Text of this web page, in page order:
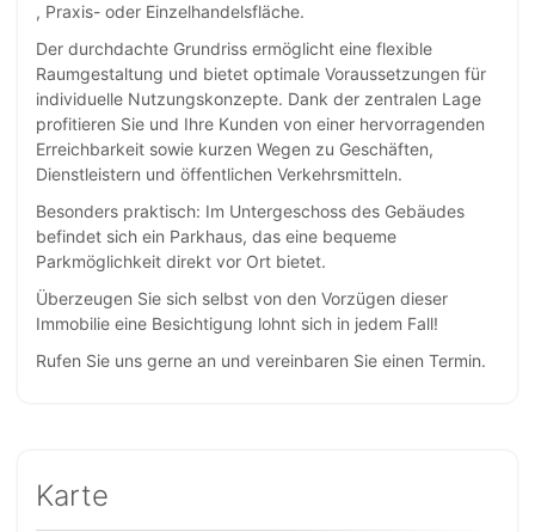
, Praxis- oder Einzelhandelsfläche.
Der durchdachte Grundriss ermöglicht eine flexible
Raumgestaltung und bietet optimale Voraussetzungen für
individuelle Nutzungskonzepte. Dank der zentralen Lage
profitieren Sie und Ihre Kunden von einer hervorragenden
Erreichbarkeit sowie kurzen Wegen zu Geschäften,
Dienstleistern und öffentlichen Verkehrsmitteln.
Besonders praktisch: Im Untergeschoss des Gebäudes
befindet sich ein Parkhaus, das eine bequeme
Parkmöglichkeit direkt vor Ort bietet.
Überzeugen Sie sich selbst von den Vorzügen dieser
Immobilie eine Besichtigung lohnt sich in jedem Fall!
Rufen Sie uns gerne an und vereinbaren Sie einen Termin.
Karte